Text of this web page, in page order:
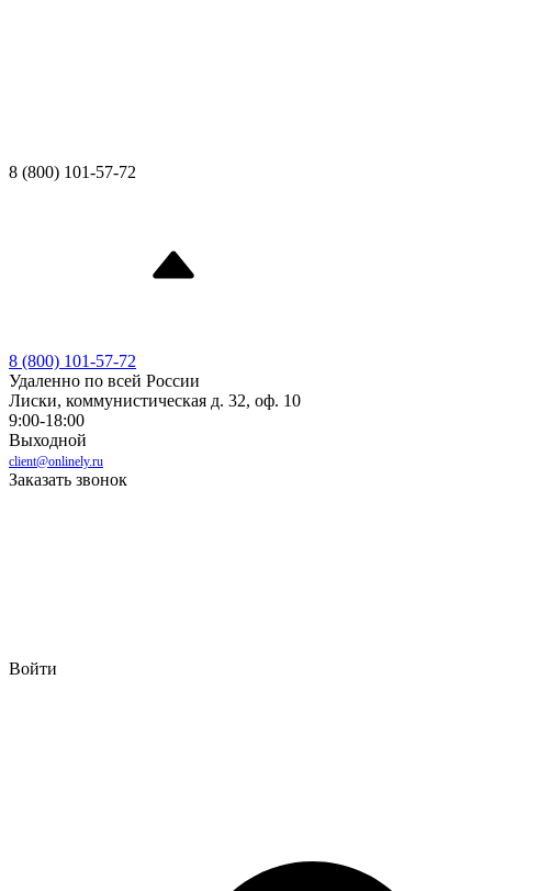
8 (800) 101-57-72
8 (800) 101-57-72
Удаленно по всей России
Лиски, коммунистическая д. 32, оф. 10
9:00-18:00
Выходной
client@onlinely.ru
Заказать звонок
Войти